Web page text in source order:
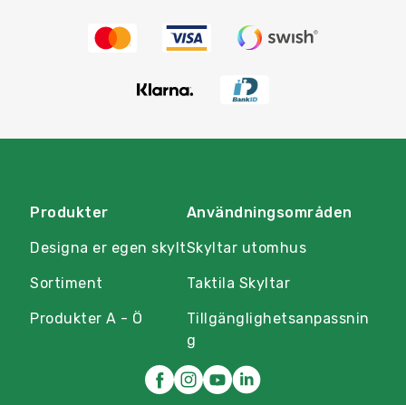
Produkter
Designa er egen skylt
Sortiment
Produkter A - Ö
Användningsområden
Skyltar utomhus
Taktila Skyltar
Tillgänglighetsanpassnin
g